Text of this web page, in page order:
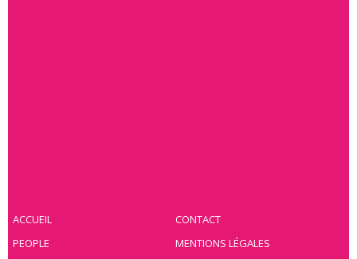
ACCUEIL
PEOPLE
CONTACT
MENTIONS LÉGALES